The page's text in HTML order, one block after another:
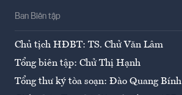
Ban Biên tập
Chủ tịch HĐBT: TS. Chử Văn Lâm
Tổng biên tập: Chử Thị Hạnh
Tổng thư ký tòa soạn: Đào Quang Bính